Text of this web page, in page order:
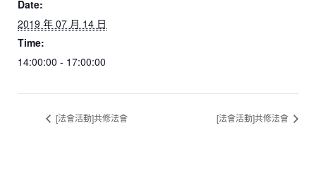
Date:
2019 年 07 月 14 日
Time:
14:00:00 - 17:00:00
[法會活動]共修法會 [法會活動]共修法會